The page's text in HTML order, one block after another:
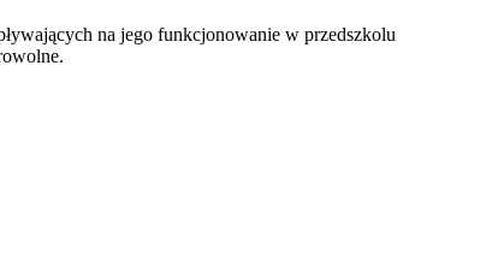
na jego funkcjonowanie w przedszkolu